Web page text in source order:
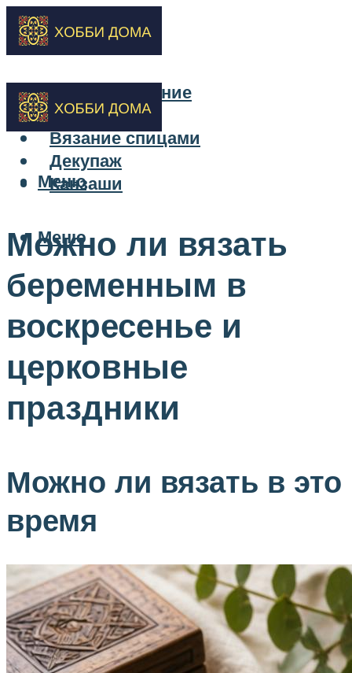
Бисероплетение
Вышивка
Вязание спицами
Декупаж
Канзаши
Меню
Меню
Можно ли вязать
беременным в
воскресенье и
церковные
праздники
Можно ли вязать в это
время